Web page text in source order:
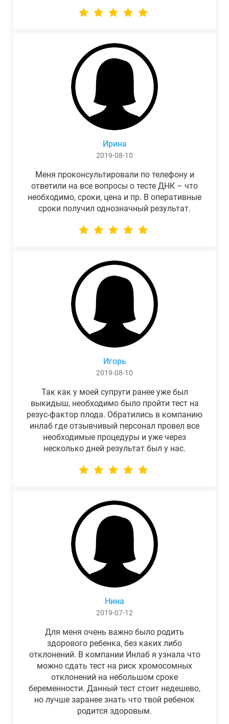
Ирина
2019-08-10
Меня проконсультировали по телефону и
ответили на все вопросы о тесте ДНК – что
необходимо, сроки, цена и пр. В оперативные
сроки получил однозначный результат.
Игорь
2019-08-10
Так как у моей супруги ранее уже был
выкидыш, необходимо было пройти тест на
резус-фактор плода. Обратились в компанию
инлаб где отзывчивый персонал провел все
необходимые процедуры и уже через
несколько дней результат был у нас.
Нина
2019-07-12
Для меня очень важно было родить
здорового ребенка, без каких либо
отклонений. В компании Инлаб я узнала что
можно сдать тест на риск хромосомных
отклонений на небольшом сроке
беременности. Данный тест стоит недешево,
но лучше заранее знать что твой ребенок
родится здоровым.